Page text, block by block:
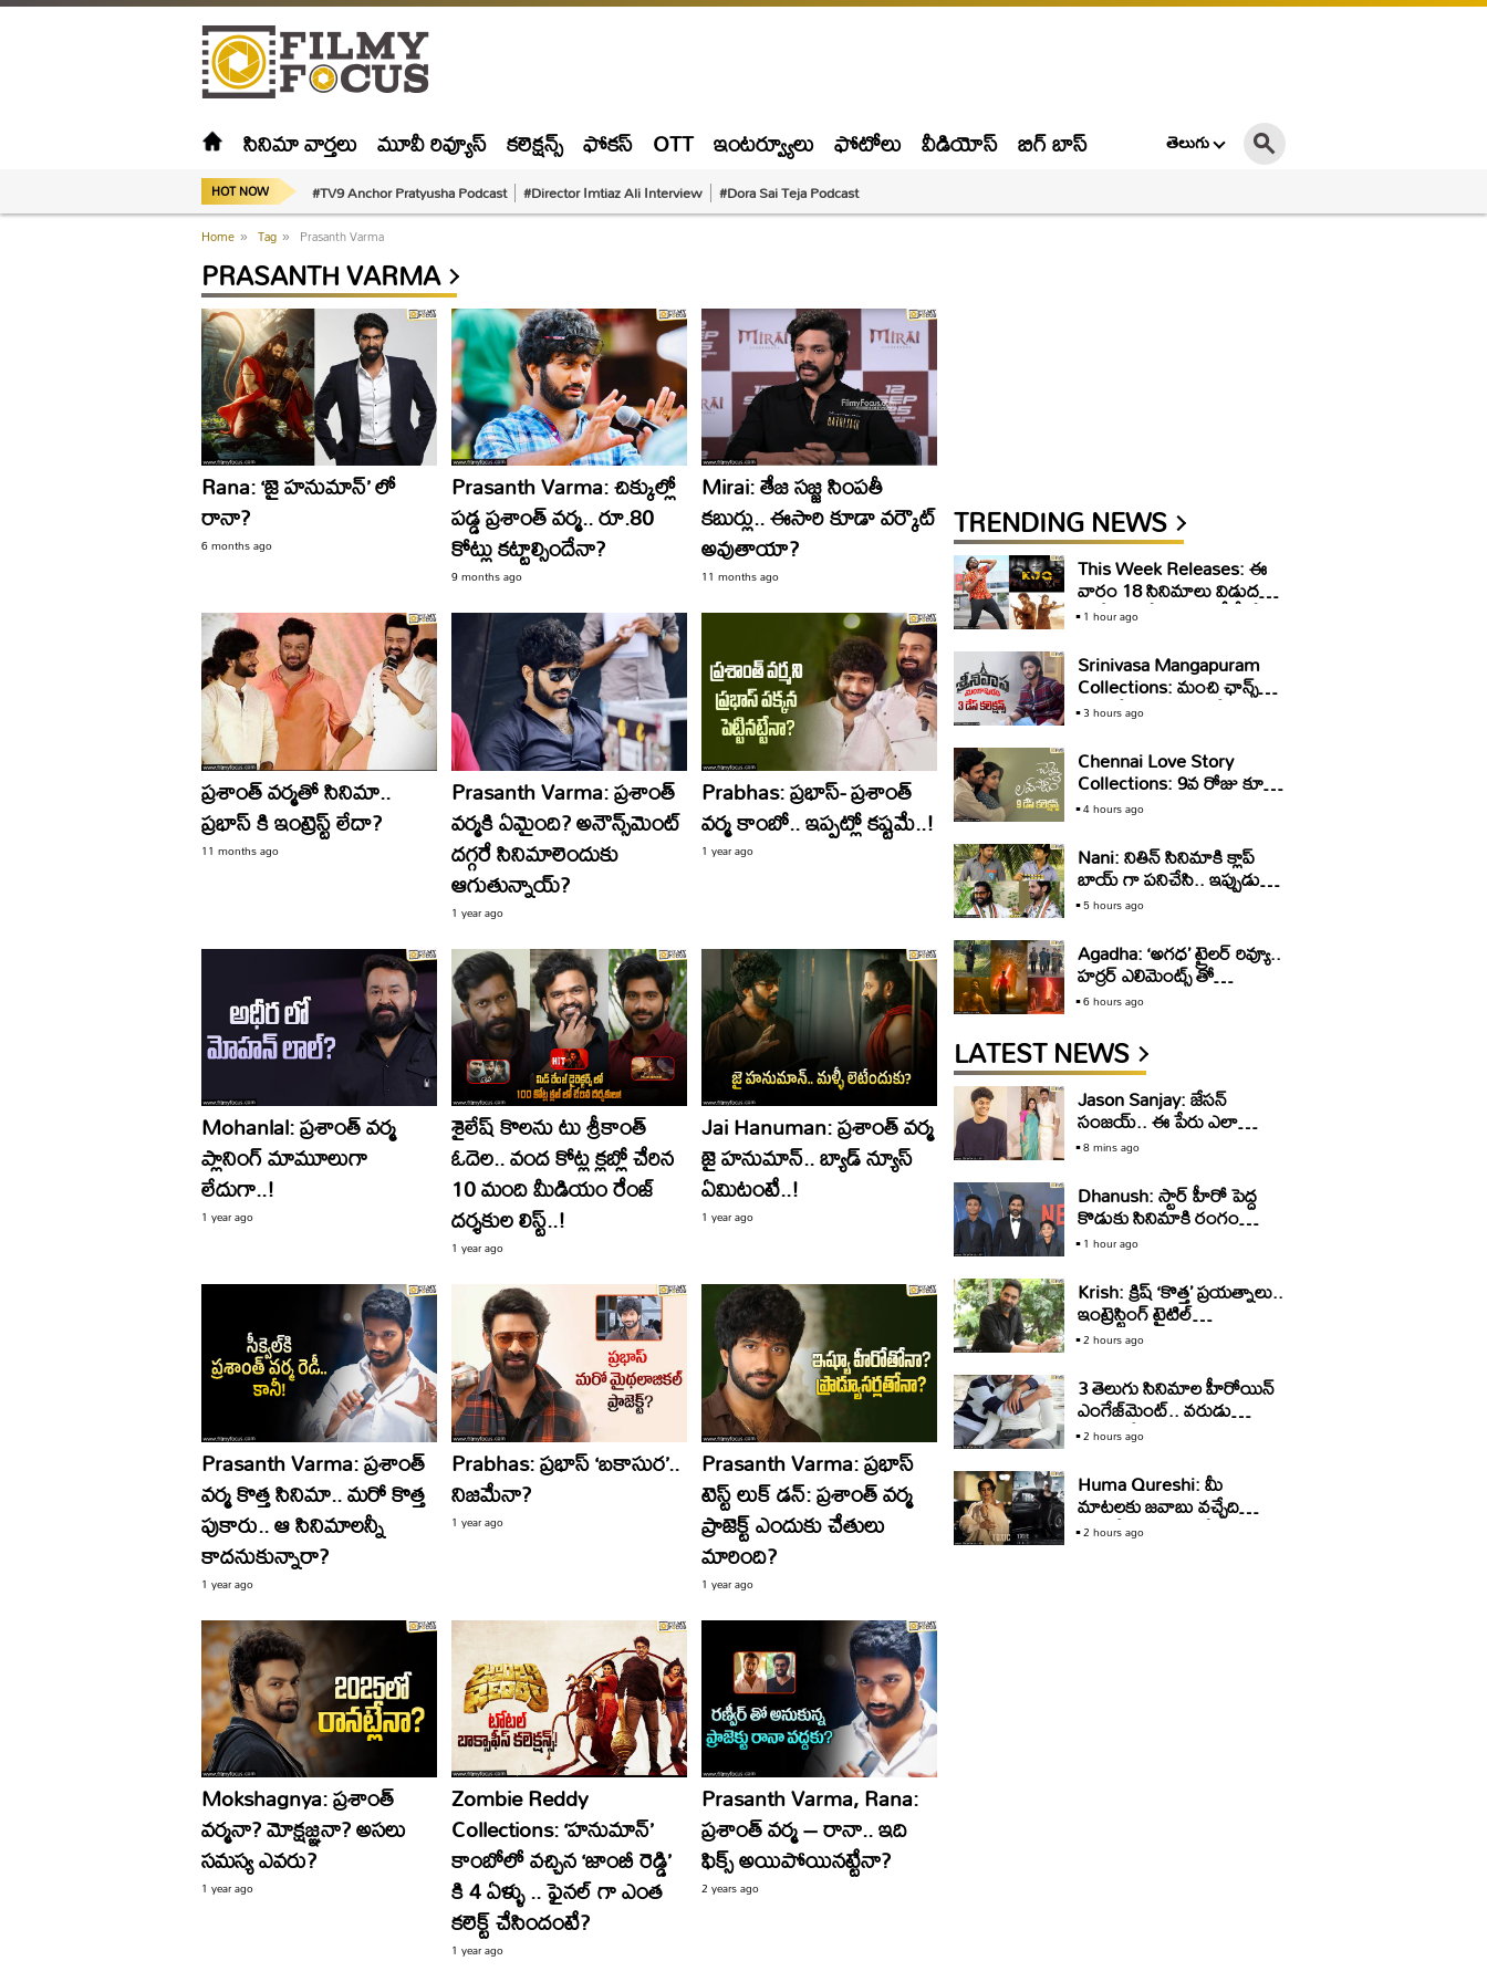
సినిమా వార్తలు మూవీ రివ్యూస్ కలెక్షన్స్ ఫోకస్ OTT ఇంటర్వ్యూలు ఫోటోలు వీడియోస్ బిగ్ బాస్ తెలుగు
HOT NOW #TV9 Anchor Pratyusha Podcast #Director Imtiaz Ali Interview #Dora Sai Teja Podcast
Home » Tag » Prasanth Varma
PRASANTH VARMA
Rana: ‘జై హనుమాన్’ లో
రానా?
6 months ago
Prasanth Varma: చిక్కుల్లో
పడ్డ ప్రశాంత్ వర్మ.. రూ.80
కోట్లు కట్టాల్సిందేనా?
9 months ago
Mirai: తేజ సజ్జ సింపతీ
కబుర్లు.. ఈసారి కూడా వర్కౌట్
అవుతాయా?
11 months ago
ప్రశాంత్ వర్మతో సినిమా..
ప్రభాస్ కి ఇంట్రెస్ట్ లేదా?
11 months ago
Prasanth Varma: ప్రశాంత్‌
వర్మకి ఏమైంది? అనౌన్స్‌మెంట్‌
దగ్గరే సినిమాలెందుకు
ఆగుతున్నాయ్‌?
1 year ago
Prabhas: ప్రభాస్- ప్రశాంత్
వర్మ కాంబో.. ఇప్పట్లో కష్టమే..!
1 year ago
Mohanlal: ప్రశాంత్ వర్మ
ప్లానింగ్ మామూలుగా
లేదుగా..!
1 year ago
శైలేష్ కొలను టు శ్రీకాంత్
ఓదెల.. వంద కోట్ల క్లబ్లో చేరిన
10 మంది మీడియం రేంజ్
దర్శకుల లిస్ట్..!
1 year ago
Jai Hanuman: ప్రశాంత్ వర్మ
జై హనుమాన్.. బ్యాడ్ న్యూస్
ఏమిటంటే..!
1 year ago
Prasanth Varma: ప్రశాంత్‌
వర్మ కొత్త సినిమా.. మరో కొత్త
పుకారు.. ఆ సినిమాలన్నీ
కాదనుకున్నారా?
1 year ago
Prabhas: ప్రభాస్ ‘బకాసుర’..
నిజమేనా?
1 year ago
Prasanth Varma: ప్రభాస్‌
టెస్ట్‌ లుక్‌ డన్‌: ప్రశాంత్‌ వర్మ
ప్రాజెక్ట్‌ ఎందుకు చేతులు
మారింది?
1 year ago
Mokshagnya: ప్రశాంత్‌
వర్మనా? మోక్షజ్ఞనా? అసలు
సమస్య ఎవరు?
1 year ago
Zombie Reddy
Collections: ‘హనుమాన్’
కాంబోలో వచ్చిన ‘జాంబీ రెడ్డి’
కి 4 ఏళ్ళు .. ఫైనల్ గా ఎంత
కలెక్ట్ చేసిందంటే?
1 year ago
Prasanth Varma, Rana:
ప్రశాంత్ వర్మ – రానా.. ఇది
ఫిక్స్ అయిపోయినట్టేనా?
2 years ago
TRENDING NEWS
This Week Releases: ఈ
వారం 18 సినిమాలు విడుదల..
థియేటర్లలో ఎన్ని? ఓటీటీల్లో
1 hour ago
Srinivasa Mangapuram
Collections: మంచి ఛాన్స్
మిస్ చేసుకుంటున్న ‘శ్రీనివాస
మంగాపురం’
3 hours ago
Chennai Love Story
Collections: 9వ రోజు కూడా
మాస్ బ్యాటింగ్.. ‘చెన్నై లవ్
స్టోరీ’ లాభాలు ఎంతో తెలుసా?
4 hours ago
Nani: నితిన్ సినిమాకి క్లాప్
బాయ్ గా పనిచేసి.. ఇప్పుడు
నితిన్ తో సినిమా నిర్మించే
రేంజ్..కి నాని
5 hours ago
Agadha: ‘అగధ’ ట్రైలర్ రివ్యూ..
హర్రర్ ఎలిమెంట్స్ తో
కూడుకున్న విజువల్ వండర్
6 hours ago
LATEST NEWS
Jason Sanjay: జేసన్‌
సంజయ్‌.. ఈ పేరు ఎలా
వచ్చిందో తెలుసా?
8 mins ago
Dhanush: స్టార్‌ హీరో పెద్ద
కొడుకు సినిమాకి రంగం
సిద్ధం.. రెండో కొడుకు కూడా
1 hour ago
Krish: క్రిష్‌ ‘కొత్త’ ప్రయత్నాలు..
ఇంట్రెస్టింగ్‌ టైటిల్‌
పెడుతున్నారా?
2 hours ago
3 తెలుగు సినిమాల హీరోయిన్‌
ఎంగేజ్‌మెంట్‌.. వరుడు
ఎవరంటే?
2 hours ago
Huma Qureshi: మీ
మాటలకు జవాబు వచ్చేది
అప్పుడే.. ‘టాక్సిక్‌’ ట్రోల్స్‌పై
హీరోయిన్‌
2 hours ago